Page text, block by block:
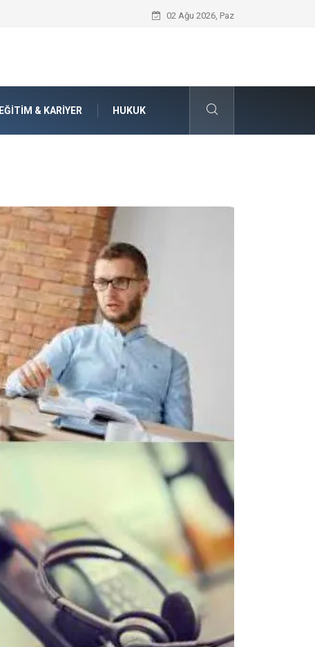
Seat Yedek Parça Dünyasında Kalite
02 Ağu 2026, Paz
EĞITIM & KARIYER HUKUK